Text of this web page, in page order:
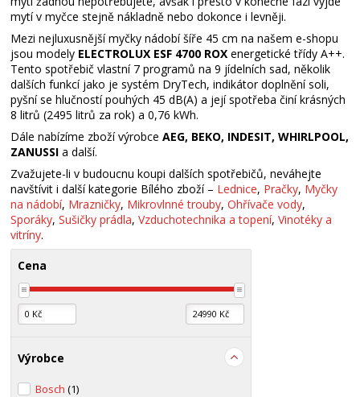
mytí v myčce stejně nákladně nebo dokonce i levněji.
Mezi nejluxusnější myčky nádobí šíře 45 cm na našem e-shopu
jsou modely ELECTROLUX ESF 4700 ROX energetické třídy A++.
Tento spotřebič vlastní 7 programů na 9 jídelních sad, několik
dalších funkcí jako je systém DryTech, indikátor doplnění soli,
pyšní se hlučností pouhých 45 dB(A) a její spotřeba činí krásných
8 litrů (2495 litrů za rok) a 0,76 kWh.
Dále nabízíme zboží výrobceAEG, BEKO, INDESIT, WHIRLPOOL,
ZANUSSI a další.
Zvažujete-li v budoucnu koupi dalších spotřebičů, neváhejte
navštívit i další kategorie Bílého zboží – Lednice, Pračky, Myčky
na nádobí, Mrazničky, Mikrovlnné trouby,Ohřívače vody,
Sporáky,Sušičky prádla,Vzduchotechnika a topení,Vinotéky a
vitríny.
Cena
Výrobce
Bosch(1)